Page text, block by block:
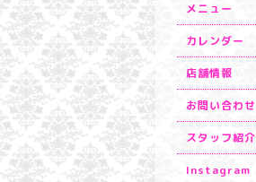
メニュー
カレンダー
店舗情報
お問い合わせ
スタッフ紹介
Instagram